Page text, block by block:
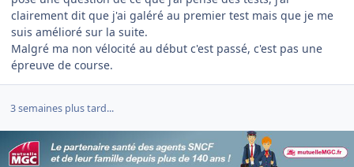
clairement dit que j'ai galéré au premier test mais que je me
suis amélioré sur la suite.
Malgré ma non vélocité au début c'est passé, c'est pas une
épreuve de course.
3 semaines plus tard...